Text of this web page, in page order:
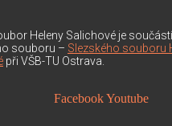
Heleny Salichové je
souboru – Slezského souboru
při VŠB-TU Ostrava.
FacebookYoutube